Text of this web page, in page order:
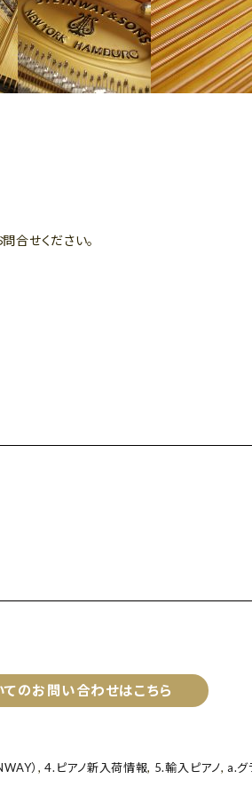
合せください。
のお問い合わせはこちら
） ,4.ピアノ新入荷情報, 5.輸入ピアノ,a.グ